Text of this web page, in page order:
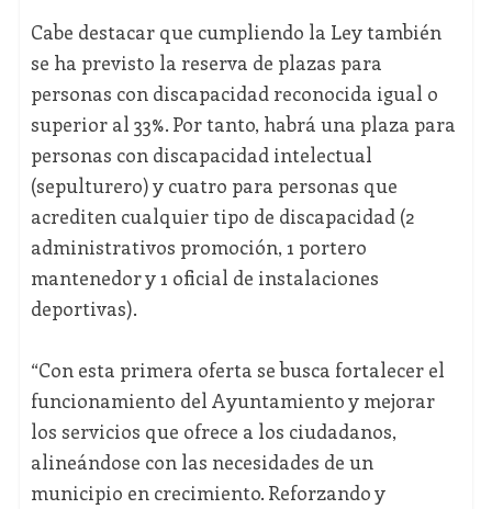
Cabe destacar que cumpliendo la Ley también
se ha previsto la reserva de plazas para
personas con discapacidad reconocida igual o
superior al 33%. Por tanto, habrá una plaza para
personas con discapacidad intelectual
(sepulturero) y cuatro para personas que
acrediten cualquier tipo de discapacidad (2
administrativos promoción, 1 portero
mantenedor y 1 oficial de instalaciones
deportivas).
“Con esta primera oferta se busca fortalecer el
funcionamiento del Ayuntamiento y mejorar
los servicios que ofrece a los ciudadanos,
alineándose con las necesidades de un
municipio en crecimiento. Reforzando y